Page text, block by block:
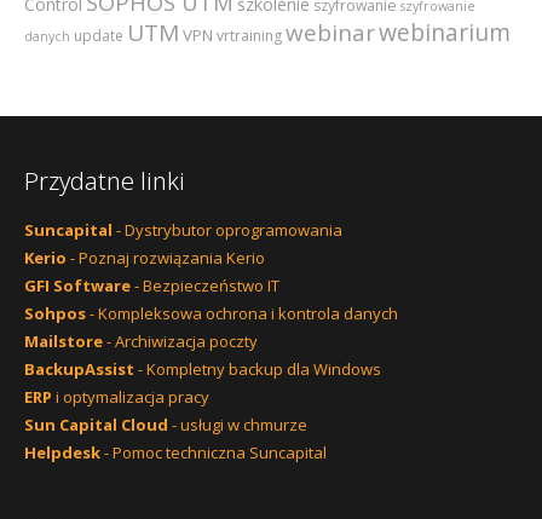
szyfrowanie szyfrowanie
danych update UTM VPN vrtrainingwebinarwebinarium
Przydatne linki
Suncapital - Dystrybutor oprogramowania
Kerio - Poznaj rozwiązania Kerio
GFI Software- Bezpieczeństwo IT
Sohpos- Kompleksowa ochrona i kontrola danych
Mailstore- Archiwizacja poczty
BackupAssist - Kompletny backup dla Windows
ERP i optymalizacja pracy
Sun Capital Cloud - usługi w chmurze
Helpdesk- Pomoc techniczna Suncapital